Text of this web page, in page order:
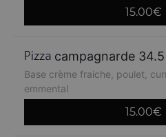
15.00€
campagnarde
Base crème fraiche, poulet,
emmental
15.00€